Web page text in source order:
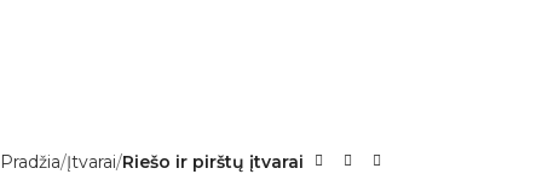
Pradžia Įtvarai Riešo ir pirštų įtvarai